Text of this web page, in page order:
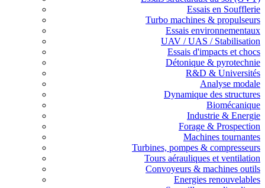
Essais en Soufflerie
Turbo machines & propulseurs
Essais environnementaux
UAV / UAS / Stabilisation
Essais d'impacts et chocs
Détonique & pyrotechnie
R&D & Universités
Analyse modale
Dynamique des structures
Biomécanique
Industrie & Energie
Forage & Prospection
Machines tournantes
Turbines, pompes & compresseurs
Tours aérauliques et ventilation
Convoyeurs & machines outils
Energies renouvelables